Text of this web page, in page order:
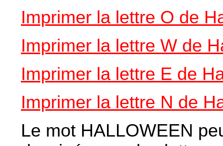
Imprimer la lettre O de
Imprimer la lettre W de
Imprimer la lettre E de
Imprimer la lettre N de
Le mot HALLOWEEN